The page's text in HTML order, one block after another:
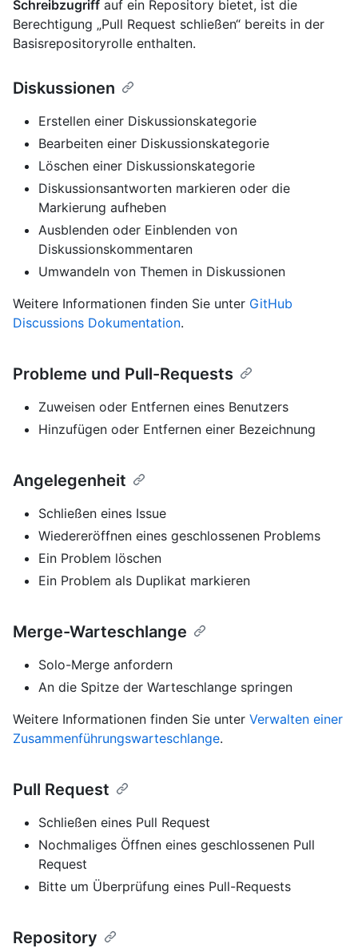
Schreibzugriff auf ein Repository bietet, ist die
Berechtigung „Pull Request schließen“ bereits in der
Basisrepositoryrolle enthalten.
Diskussionen
Erstellen einer Diskussionskategorie
Bearbeiten einer Diskussionskategorie
Löschen einer Diskussionskategorie
Diskussionsantworten markieren oder die
Markierung aufheben
Ausblenden oder Einblenden von
Diskussionskommentaren
Umwandeln von Themen in Diskussionen
Weitere Informationen finden Sie unter GitHub
Discussions Dokumentation.
Probleme und Pull-Requests
Zuweisen oder Entfernen eines Benutzers
Hinzufügen oder Entfernen einer Bezeichnung
Angelegenheit
Schließen eines Issue
Wiedereröffnen eines geschlossenen Problems
Ein Problem löschen
Ein Problem als Duplikat markieren
Merge-Warteschlange
Solo-Merge anfordern
An die Spitze der Warteschlange springen
Weitere Informationen finden Sie unter Verwalten einer
Zusammenführungswarteschlange.
Pull Request
Schließen eines Pull Request
Nochmaliges Öffnen eines geschlossenen Pull
Request
Bitte um Überprüfung eines Pull-Requests
Repository